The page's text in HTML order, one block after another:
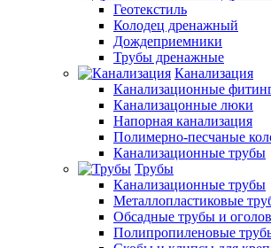
Геотекстиль
Колодец дренажный
Дождеприемники
Трубы дренажные
Канализация
Канализационные
Канализацонные люки
Напорная канализация
Полимерно-песчаные
Канализационные трубы
Трубы
Канализационные трубы
Металлопластиковые
Обсадные трубы и
Полипропиленовые